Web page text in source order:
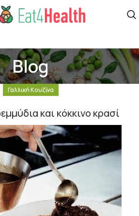
Blog
Γαλλική Κουζίνα
και κόκκινο κρασί